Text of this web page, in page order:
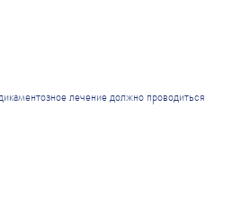
лечение должно проводиться